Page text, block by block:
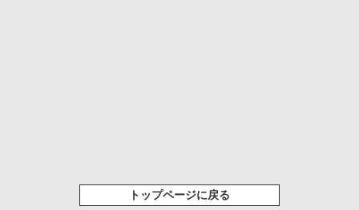
トップページに戻る